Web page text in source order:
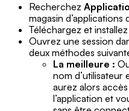
Recherchez
magasin
Téléchargez et installez
Ouvrez une session
deux méthodes
La meilleure :
nom d’utilisateur
aurez alors
l’application et